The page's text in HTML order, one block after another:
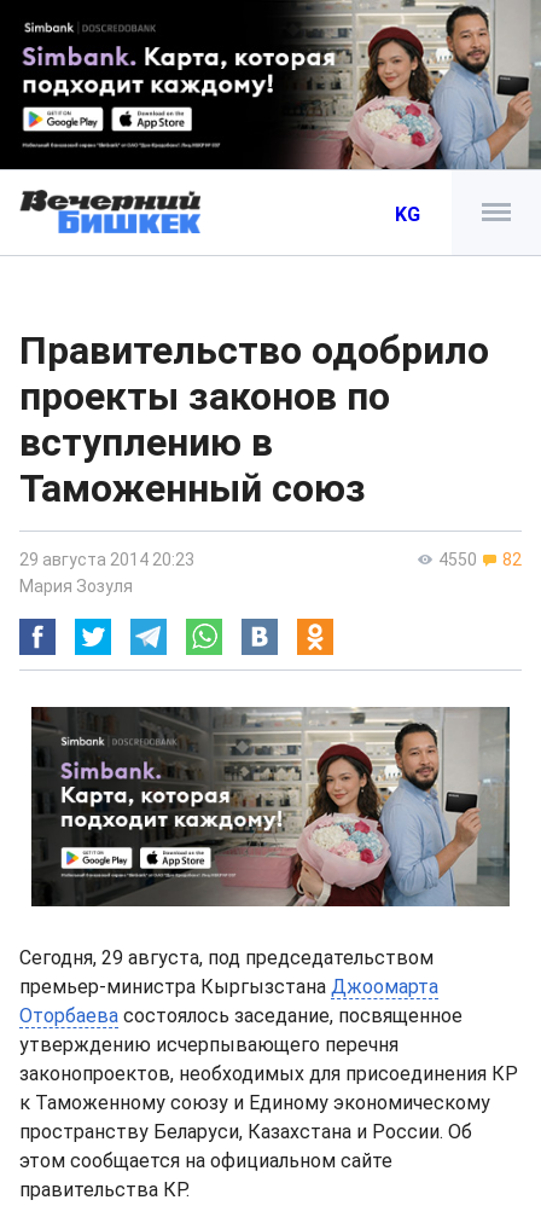
KG
Правительство одобрило
проекты законов по
вступлению в
Таможенный союз
4550 82
29 августа 2014 20:23
Мария Зозуля
Сегодня, 29 августа, под председательством
премьер-министра Кыргызстана Джоомарта
Оторбаева состоялось заседание, посвященное
утверждению исчерпывающего перечня
законопроектов, необходимых для присоединения КР
к Таможенному союзу и Единому экономическому
пространству Беларуси, Казахстана и России. Об
этом сообщается на официальном сайте
правительства КР.